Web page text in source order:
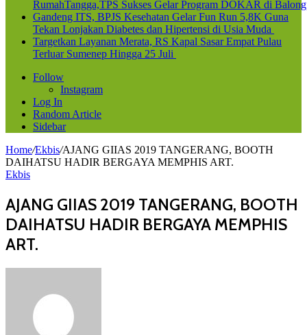
RumahTangga,TPS Sukses Gelar Program DOKAR di
Gandeng ITS, BPJS Kesehatan Gelar Fun Run 5,8K Guna
Tekan Lonjakan Diabetes dan Hipertensi di Usia Muda
Targetkan Layanan Merata, RS Kapal Sasar Empat Pulau
Terluar Sumenep Hingga 25 Juli
Follow
Instagram
Log In
Random Article
Sidebar
Home/Ekbis/AJANG GIIAS 2019 TANGERANG, BOOTH
DAIHATSU HADIR BERGAYA MEMPHIS ART.
Ekbis
AJANG GIIAS 2019 TANGERANG, BOOTH
DAIHATSU HADIR BERGAYA MEMPHIS
ART.